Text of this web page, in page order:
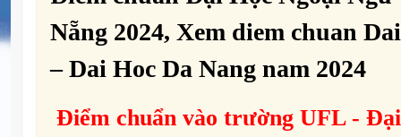
Nẵng 2024, Xem diem chuan
– Dai Hoc Da Nang nam 2024
Điểm chuẩn vào trường UFL -